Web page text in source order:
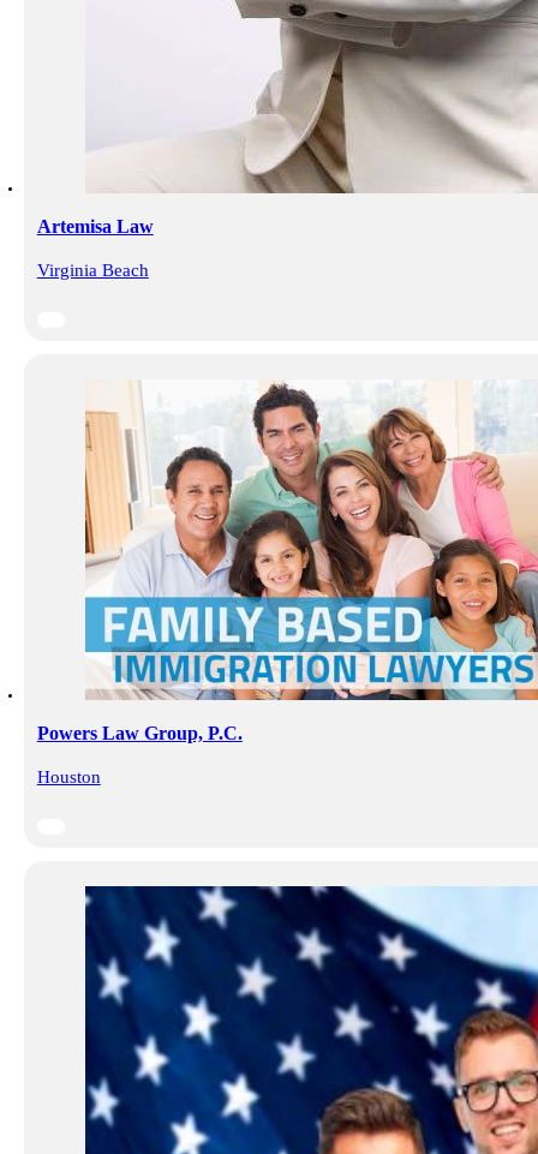
Artemisa Law
Virginia Beach
Powers Law Group, P.C.
Houston